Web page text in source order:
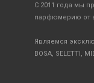
С 2011 года мы
парфюмерию от
Являемся
BOSA, SELETTI,